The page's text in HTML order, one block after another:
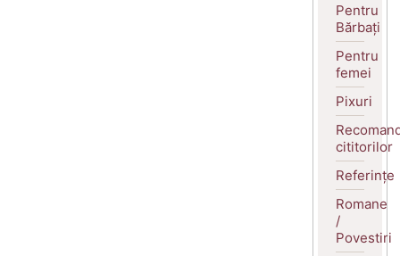
Pentru
Bărbați
Pentru
femei
Pixuri
cititorilor
Referințe
Romane
/
Povestiri